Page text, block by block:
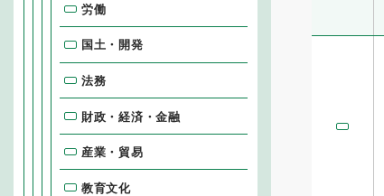
労働
国土・開発
法務
財政・経済・金融
産業・貿易
教育文化